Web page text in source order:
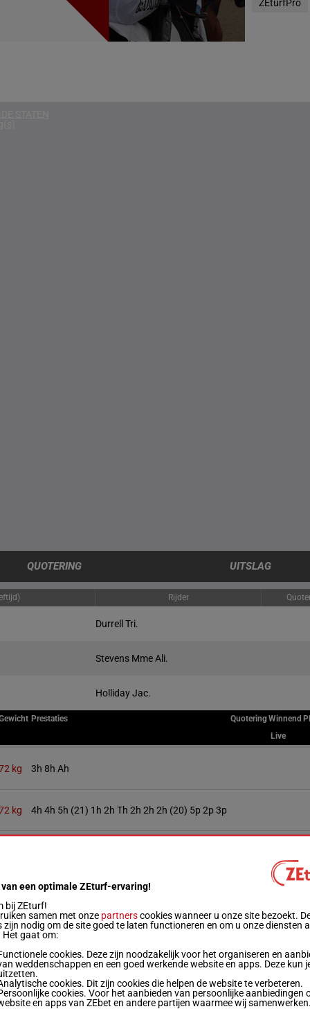
STATEN
ZEturfPro
QUOTERING UITSLAG
Rijder
Durrell Tri.
Stevens Mme Ali.
Holliday Jac.
Prestaties QuoteringWinnend
Live
kg 3h 8h Ah
kg 4h 4h 5h (21) 1h 2h Th 2h 2h 2h (20) 5p 2p 3p
kg 3h 4h 7h (20) Ap
68.5
4h 1h 2h 5h (21) Ah 6h 2h 1h 7h 6h 10h (20)
kg (21) Th 4h 5h 8h 9h 1h 2h Ah (20) 5h 5h 2h 8h
een optimale ZEturf-ervaring!
bij ZEturf!
samen met onze partnerscookies wanneer u onze site bezoekt.
zijn nodig om de site goed te laten functioneren en om u onze diensten
Het gaat om:
cookies. Deze zijn noodzakelijk voor het organiseren en
weddenschappen en een goed werkende website en apps. Deze kun
cookies. Dit zijn cookies die helpen de website te verbeteren.
cookies. Voor het aanbieden van persoonlijke aanbiedingen
en apps van ZEbet en andere partijen waarmee wij